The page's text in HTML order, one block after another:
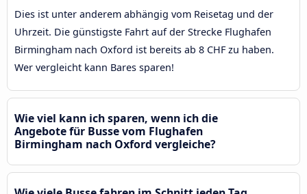
Dies ist unter anderem abhängig vom Reisetag und der
Uhrzeit. Die günstigste Fahrt auf der Strecke Flughafen
Birmingham nach Oxford ist bereits ab 8 CHF zu haben.
Wer vergleicht kann Bares sparen!
Wie viel kann ich sparen, wenn ich die
Angebote für Busse vom Flughafen
Birmingham nach Oxford vergleiche?